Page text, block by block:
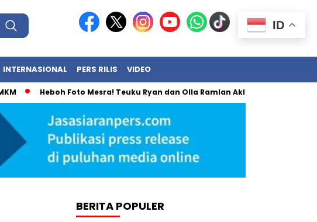
INTERNASIONAL PERS RILIS VIDEO
Heboh Foto Mesra! Teuku Ryan dan Olla Ramlan Akhirnya Angkat Bicara
BERITA POPULER
ID